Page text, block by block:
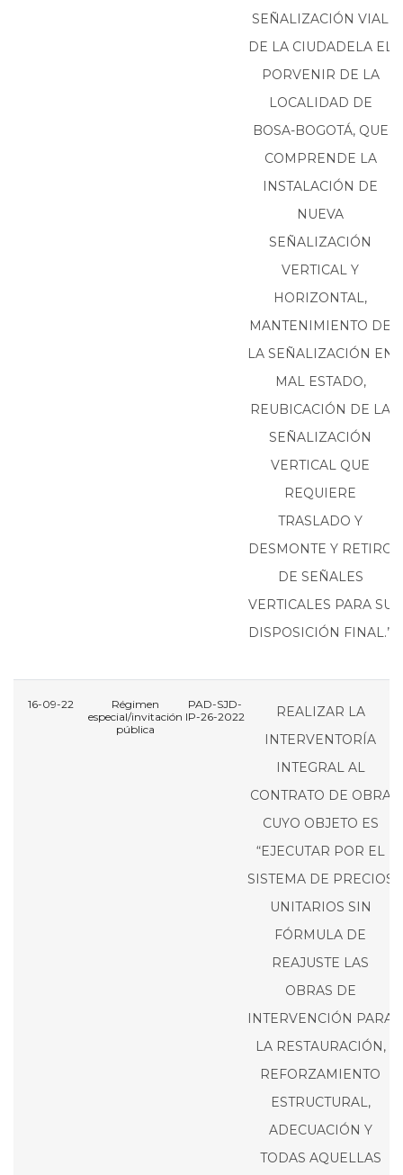
SEÑALIZACIÓN VIAL
DE LA CIUDADELA EL
PORVENIR DE LA
LOCALIDAD DE
BOSA-BOGOTÁ, QUE
COMPRENDE LA
INSTALACIÓN DE
NUEVA
SEÑALIZACIÓN
VERTICAL Y
HORIZONTAL,
MANTENIMIENTO DE
LA SEÑALIZACIÓN EN
MAL ESTADO,
REUBICACIÓN DE LA
SEÑALIZACIÓN
VERTICAL QUE
REQUIERE
TRASLADO Y
DESMONTE Y RETIRO
DE SEÑALES
VERTICALES PARA SU
DISPOSICIÓN FINAL.”
16-09-22
Régimen
especial/invitación
pública
PAD-SJD-
IP-26-2022
REALIZAR LA
INTERVENTORÍA
INTEGRAL AL
CONTRATO DE OBRA
CUYO OBJETO ES
“EJECUTAR POR EL
SISTEMA DE PRECIOS
UNITARIOS SIN
FÓRMULA DE
REAJUSTE LAS
OBRAS DE
INTERVENCIÓN PARA
LA RESTAURACIÓN,
REFORZAMIENTO
ESTRUCTURAL,
ADECUACIÓN Y
TODAS AQUELLAS